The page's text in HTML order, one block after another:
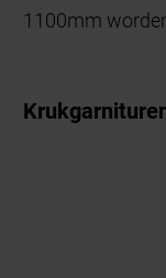
1100mm